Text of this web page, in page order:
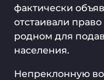
фактически
отстаивали
родном для
населения.
Непреклонную